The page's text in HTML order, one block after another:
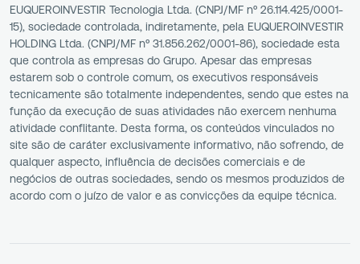
EUQUEROINVESTIR Tecnologia Ltda. (CNPJ/MF nº 26.114.425/0001-
15), sociedade controlada, indiretamente, pela EUQUEROINVESTIR
HOLDING Ltda. (CNPJ/MF nº 31.856.262/0001-86), sociedade esta
que controla as empresas do Grupo. Apesar das empresas
estarem sob o controle comum, os executivos responsáveis
tecnicamente são totalmente independentes, sendo que estes na
função da execução de suas atividades não exercem nenhuma
atividade conflitante. Desta forma, os conteúdos vinculados no
site são de caráter exclusivamente informativo, não sofrendo, de
qualquer aspecto, influência de decisões comerciais e de
negócios de outras sociedades, sendo os mesmos produzidos de
acordo com o juízo de valor e as convicções da equipe técnica.